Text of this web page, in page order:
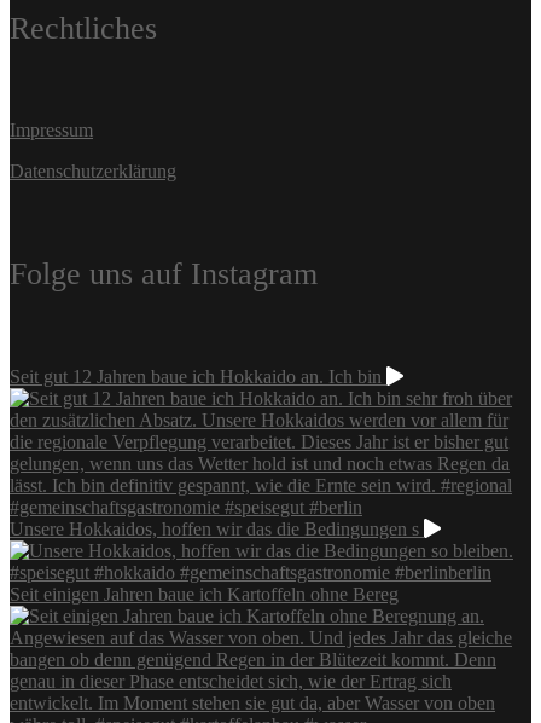
Rechtliches
Impressum
Datenschutzerklärung
Folge uns auf Instagram
Seit gut 12 Jahren baue ich Hokkaido an. Ich bin
Unsere Hokkaidos, hoffen wir das die Bedingungen s
Seit einigen Jahren baue ich Kartoffeln ohne Bereg